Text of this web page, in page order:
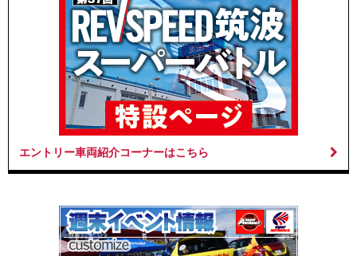
エントリー車両紹介コーナーはこちら